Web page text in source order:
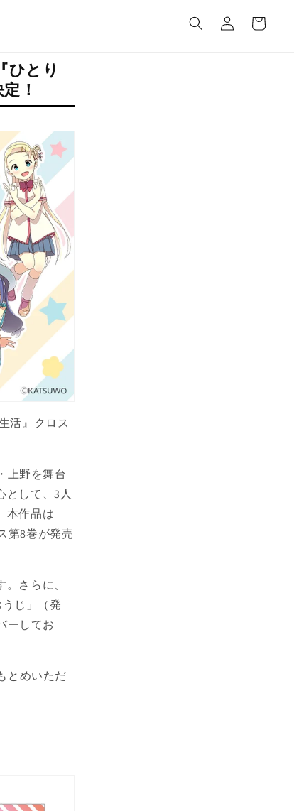
イ
ー
ひとり
！
活』クロス
上野を舞台
として、3人
本作品は
第8巻が発売
さらに、
じ」（発
ーしてお
とめいただ